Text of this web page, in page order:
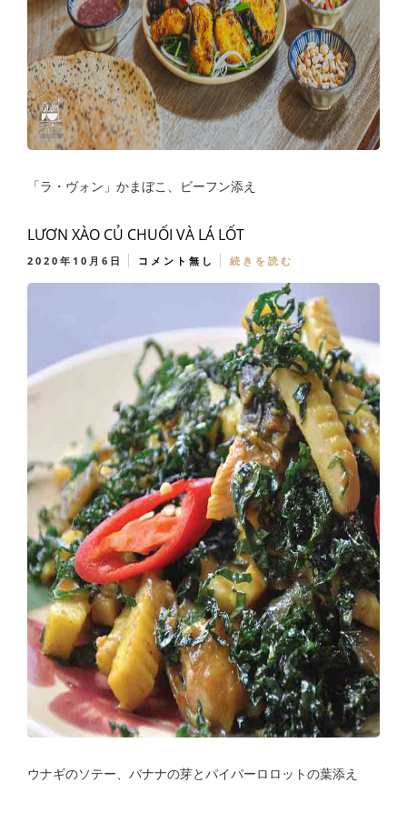
「ラ・ヴォン」かまぼこ、ビーフン添え
LƯƠN XÀO CỦ CHUỐI VÀ LÁ LỐT
2020年10月6日 コメント無し 続きを読む
ウナギのソテー、バナナの芽とパイパーロロットの葉添え